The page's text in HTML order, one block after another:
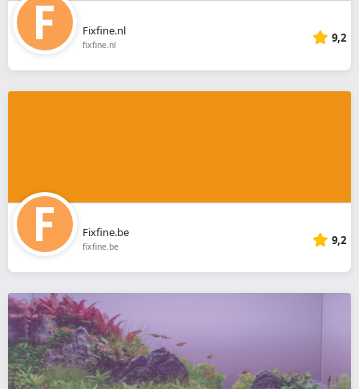
Fixfine.nl
fixfine.nl 9,2
Fixfine.be
fixfine.be 9,2